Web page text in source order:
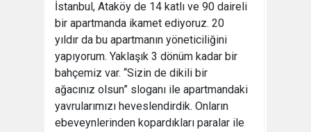
İstanbul, Ataköy de 14 katlı ve 90 daireli
bir apartmanda ikamet ediyoruz. 20
yıldır da bu apartmanın yöneticiliğini
yapıyorum. Yaklaşık 3 dönüm kadar bir
bahçemiz var. “Sizin de dikili bir
ağacınız olsun” sloganı ile apartmandaki
yavrularımızı heveslendirdik. Onların
ebeveynlerinden kopardıkları paralar ile